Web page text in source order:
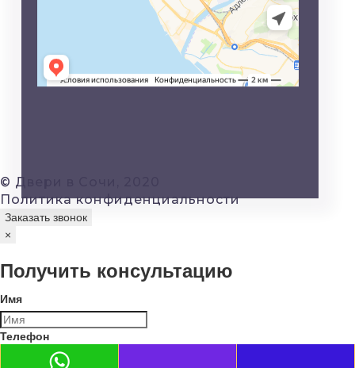
© Двери в Сочи, 2020
Политика конфиденциальности
Заказать звонок
×
Получить консультацию
Имя
Телефон